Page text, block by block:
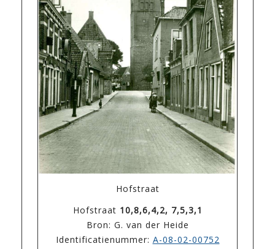
Hofstraat
Hofstraat 10,8,6,4,2, 7,5,3,1
Bron: G. van der Heide
Identificatienummer: A-08-02-00752